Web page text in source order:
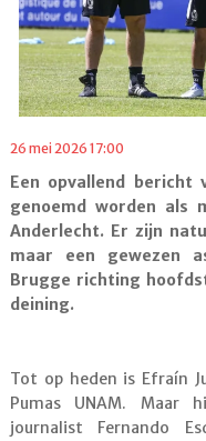
26 mei 2026 17:00
Een opvallend bericht
genoemd worden als
Anderlecht. Er zijn
maar een gewezen
Brugge richting
deining.
Tot op heden is Efraín
Pumas UNAM. Maar
journalist Fernando